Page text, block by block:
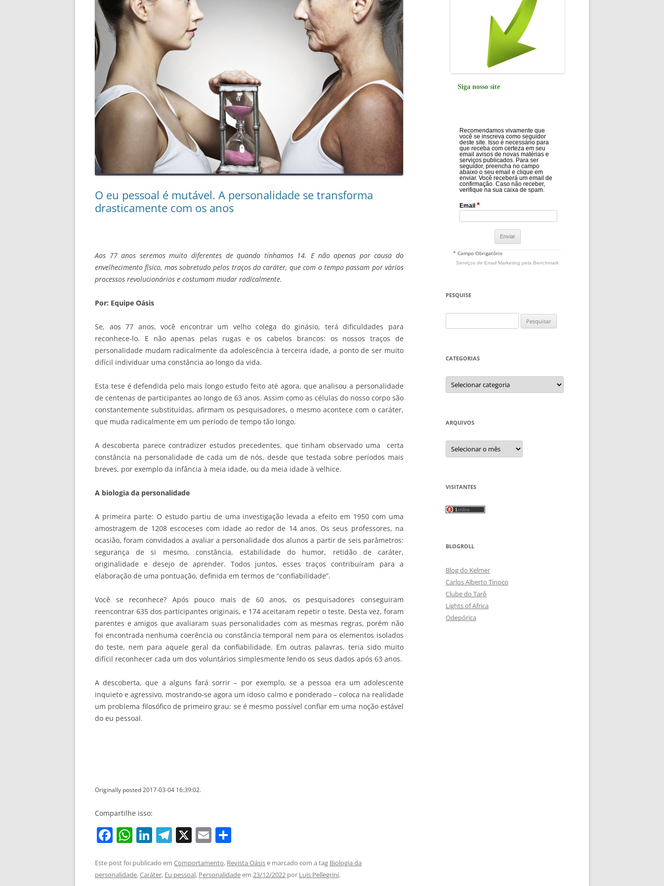
O eu pessoal é mutável. A personalidade se transforma
drasticamente com os anos
Aos 77 anos seremos muito diferentes de quando tínhamos 14. E não apenas por causa do
envelhecimento físico, mas sobretudo pelos traços do caráter, que com o tempo passam por vários
processos revolucionários e costumam mudar radicalmente.
Por: Equipe Oásis
Se, aos 77 anos, você encontrar um velho colega do ginásio, terá dificuldades para
reconhece-lo. E não apenas pelas rugas e os cabelos brancos: os nossos traços de
personalidade mudam radicalmente da adolescência à terceira idade, a ponto de ser muito
difícil individuar uma constância ao longo da vida.
Esta tese é defendida pelo mais longo estudo feito até agora, que analisou a personalidade
de centenas de participantes ao longo de 63 anos. Assim como as células do nosso corpo são
constantemente substituídas, afirmam os pesquisadores, o mesmo acontece com o caráter,
que muda radicalmente em um período de tempo tão longo.
A descoberta parece contradizer estudos precedentes, que tinham observado uma certa
constância na personalidade de cada um de nós, desde que testada sobre períodos mais
breves, por exemplo da infância à meia idade, ou da meia idade à velhice.
A biologia da personalidade
A primeira parte: O estudo partiu de uma investigação levada a efeito em 1950 com uma
amostragem de 1208 escoceses com idade ao redor de 14 anos. Os seus professores, na
ocasião, foram convidados a avaliar a personalidade dos alunos a partir de seis parâmetros:
segurança de si mesmo, constância, estabilidade do humor, retidão de caráter,
originalidade e desejo de aprender. Todos juntos, esses traços contribuíram para a
elaboração de uma pontuação, definida em termos de “confiabilidade”.
Você se reconhece? Após pouco mais de 60 anos, os pesquisadores conseguiram
reencontrar 635 dos participantes originais, e 174 aceitaram repetir o teste. Desta vez, foram
parentes e amigos que avaliaram suas personalidades com as mesmas regras, porém não
foi encontrada nenhuma coerência ou constância temporal nem para os elementos isolados
do teste, nem para aquele geral da confiabilidade. Em outras palavras, teria sido muito
difícil reconhecer cada um dos voluntários simplesmente lendo os seus dados após 63 anos.
A descoberta, que a alguns fará sorrir – por exemplo, se a pessoa era um adolescente
inquieto e agressivo, mostrando-se agora um idoso calmo e ponderado – coloca na realidade
um problema filosófico de primeiro grau: se é mesmo possível confiar em uma noção estável
do eu pessoal.
Originally posted 2017-03-04 16:39:02.
Compartilhe isso:
F
c
W
at
Li
k
T
e
X E
ai ar
Este post foi publicado em Comportamento, Revista Oásise marcado com a tag Biologia da
personalidade,Caráter, Eu pessoal, Personalidadeem 23/12/2022 por Luis Pellegrini.
Siga nosso site
Recomendamos vivamente que
você se inscreva como seguidor
deste site. Isso é necessário para
que receba com certeza em seu
email avisos de novas matérias e
serviços publicados. Para ser
seguidor, preencha no campo
abaixo o seu email e clique em
enviar. Você receberá um email de
confirmação. Caso não receber,
verifique na sua caixa de spam.
Email *
* Campo Obrigatório
Serviços de Email Marketing pela Benchmark
PESQUISE
por:
CATEGORIAS
Categorias
ARQUIVOS
Arquivos
VISITANTES
BLOGROLL
Blog do Kelmer
Carlos Alberto Tinoco
Clube do Tarô
Lights of Africa
Odepórica